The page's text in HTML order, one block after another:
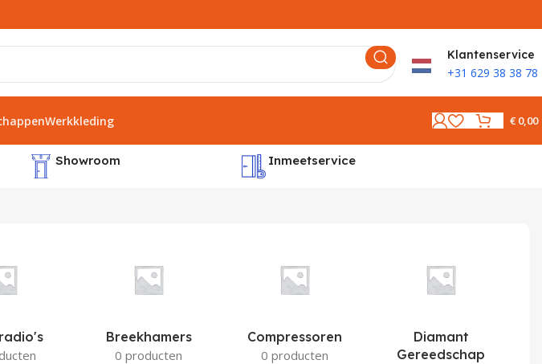
Klantenservice
+31 629 38 38 78
Werkkleding €0,00
Showroom Inmeetservice
Breekhamers
0 producten
Compressoren
0 producten
Diamant
Gereedschap